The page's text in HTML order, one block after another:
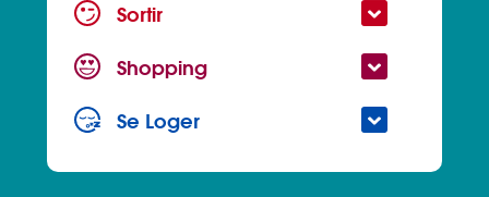
Sortir
Shopping
Se Loger